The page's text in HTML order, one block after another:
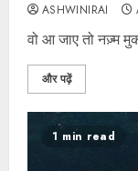
ASHWINIRAI
वो आ जाए तो नज़्म
और पढ़ें
1 min read